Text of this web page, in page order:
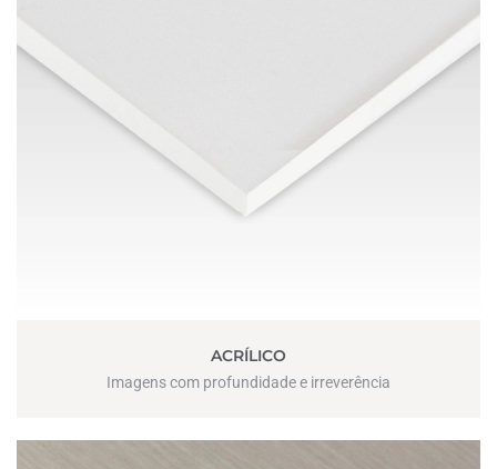
ACRÍLICO
Imagens com profundidade e irreverência